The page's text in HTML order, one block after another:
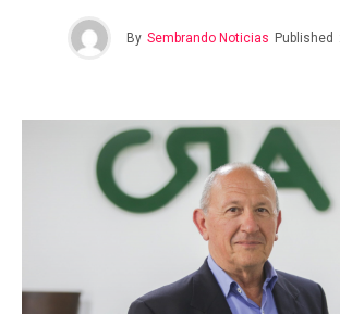
By Sembrando Noticias Published